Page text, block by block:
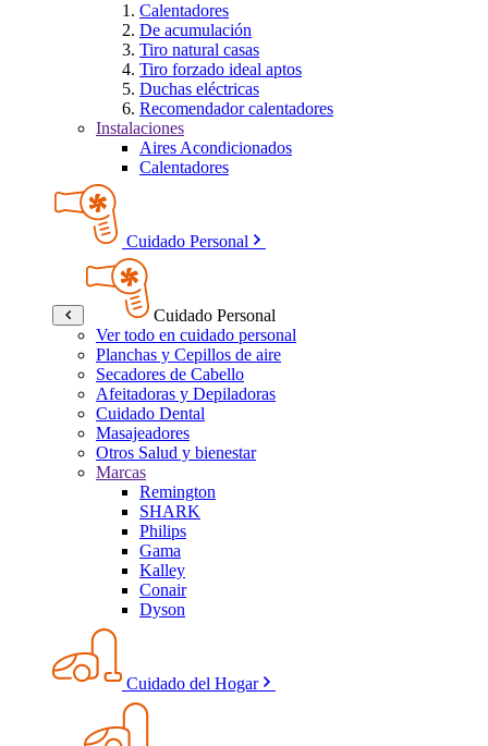
Calentadores
De acumulación
Tiro natural casas
Tiro forzado ideal aptos
Duchas eléctricas
Recomendador calentadores
Instalaciones
Aires Acondicionados
Calentadores
Cuidado Personal
Cuidado Personal
Ver todo en cuidado personal
Planchas y Cepillos de aire
Secadores de Cabello
Afeitadoras y Depiladoras
Cuidado Dental
Masajeadores
Otros Salud y bienestar
Marcas
Remington
SHARK
Philips
Gama
Kalley
Conair
Dyson
Cuidado del Hogar